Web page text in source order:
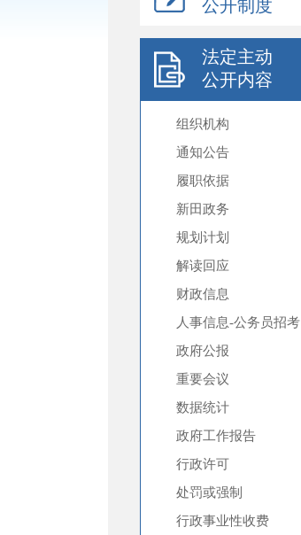
公开制度
法定主动
公开内容
组织机构
通知公告
履职依据
新田政务
规划计划
解读回应
财政信息
人事信息-公务员招考
政府公报
重要会议
数据统计
政府工作报告
行政许可
处罚或强制
行政事业性收费